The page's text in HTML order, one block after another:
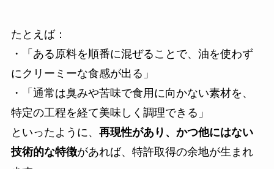
たとえば：
・「ある原料を順番に混ぜることで、油を使わず
にクリーミーな食感が出る」
・「通常は臭みや苦味で食用に向かない素材を、
特定の工程を経て美味しく調理できる」
といったように、 再現性があり、かつ他にはない
技術的な特徴があれば、特許取得の余地が生まれ